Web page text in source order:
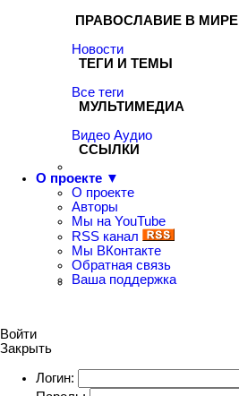
ПРАВОСЛАВИЕ В МИРЕ
Новости
ТЕГИ И ТЕМЫ
Все теги
МУЛЬТИМЕДИА
Видео Аудио
ССЫЛКИ
О проекте ▼
О проекте
Авторы
Мы на YouTube
RSS канал
Мы ВКонтакте
Обратная связь
Ваша поддержка
Войти
Закрыть
Логин: